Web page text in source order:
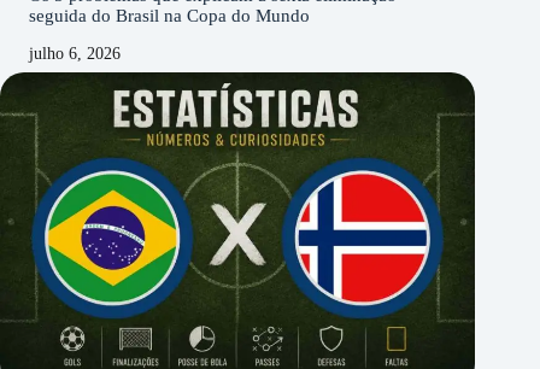
seguida do Brasil na Copa do Mundo
julho 6, 2026